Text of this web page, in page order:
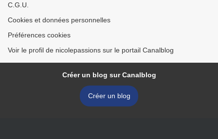
C.G.U.
Cookies et données personnelles
Préférences cookies
Voir le profil de nicolepassions sur le portail Canalblog
Créer un blog sur Canalblog
Créer un blog